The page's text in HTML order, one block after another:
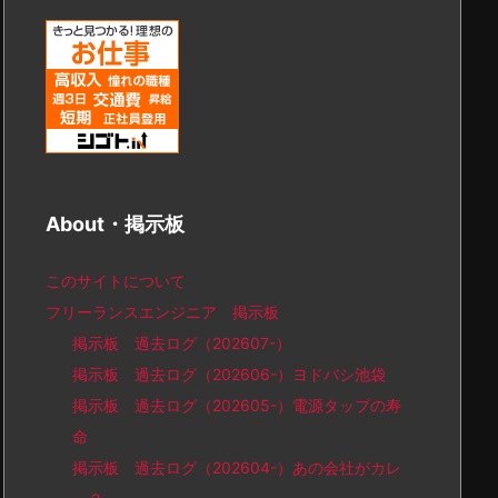
About・掲示板
このサイトについて
フリーランスエンジニア 掲示板
掲示板 過去ログ（202607-）
掲示板 過去ログ（202606-）ヨドバシ池袋
掲示板 過去ログ（202605-）電源タップの寿
命
掲示板 過去ログ（202604-）あの会社がカレ